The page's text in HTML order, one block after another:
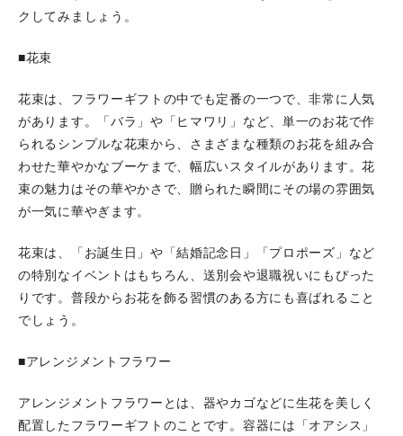
クしてみましょう。
■花束
花束は、フラワーギフトの中でも定番の一つで、非常に人気
があります。「バラ」や「ヒマワリ」など、単一のお花で作
られるシンプルな花束から、さまざまな種類のお花を組み合
わせた華やかなブーケまで、幅広いスタイルがあります。花
束の魅力はその華やかさで、贈られた瞬間にその場の雰囲気
が一気に華やぎます。
花束は、「お誕生日」や「結婚記念日」「プロポーズ」など
の特別なイベントはもちろん、送別会や退職祝いにもぴった
りです。普段からお花を飾る習慣のある方にも喜ばれること
でしょう。
■アレンジメントフラワー
アレンジメントフラワーとは、器やカゴなどに生花を美しく
配置したフラワーギフトのことです。容器には「オアシス」